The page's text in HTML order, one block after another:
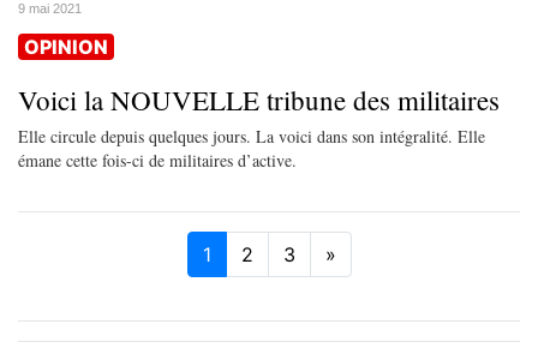
9 mai 2021
OPINION
Voici la NOUVELLE tribune des militaires
Elle circule depuis quelques jours. La voici dans son intégralité. Elle
émane cette fois-ci de militaires d’active.
1 2 3 »